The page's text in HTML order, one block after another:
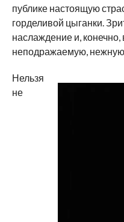
публике настоящую
горделивой цыганки.
наслаждение и,
неподражаемую,
Нельзя
не